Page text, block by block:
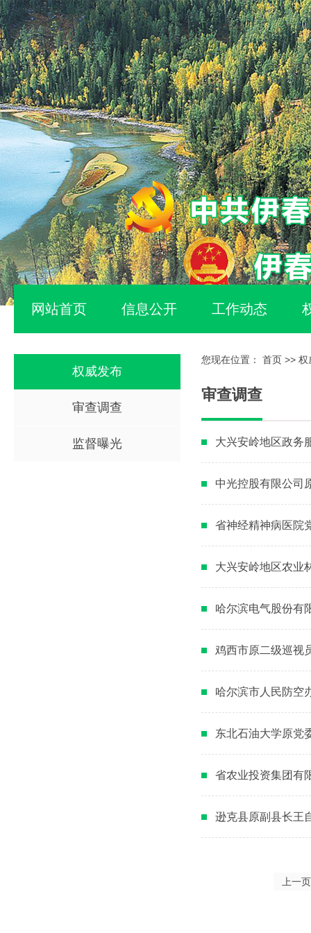
网站首页 信息公开 工作动态
权威发布
审查调查
监督曝光
您现在位置： 首页 >> 权
审查调查
大兴安岭地区政务
中光控股有限公司
省神经精神病医院
大兴安岭地区农业
哈尔滨电气股份有
鸡西市原二级巡视
哈尔滨市人民防空
东北石油大学原党
省农业投资集团有
逊克县原副县长王
上一页